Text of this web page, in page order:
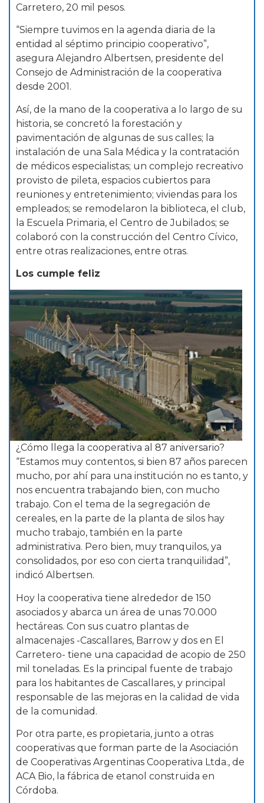
Carretero, 20 mil pesos.
“Siempre tuvimos en la agenda diaria de la
entidad al séptimo principio cooperativo”,
asegura Alejandro Albertsen, presidente del
Consejo de Administración de la cooperativa
desde 2001.
Así, de la mano de la cooperativa a lo largo de su
historia, se concretó la forestación y
pavimentación de algunas de sus calles; la
instalación de una Sala Médica y la contratación
de médicos especialistas; un complejo recreativo
provisto de pileta, espacios cubiertos para
reuniones y entretenimiento; viviendas para los
empleados; se remodelaron la biblioteca, el club,
la Escuela Primaria, el Centro de Jubilados; se
colaboró con la construcción del Centro Cívico,
entre otras realizaciones, entre otras.
Los cumple feliz
¿Cómo llega la cooperativa al 87 aniversario?
“Estamos muy contentos, si bien 87 años parecen
mucho, por ahí para una institución no es tanto, y
nos encuentra trabajando bien, con mucho
trabajo. Con el tema de la segregación de
cereales, en la parte de la planta de silos hay
mucho trabajo, también en la parte
administrativa. Pero bien, muy tranquilos, ya
consolidados, por eso con cierta tranquilidad”,
indicó Albertsen.
Hoy la cooperativa tiene alrededor de 150
asociados y abarca un área de unas 70.000
hectáreas. Con sus cuatro plantas de
almacenajes -Cascallares, Barrow y dos en El
Carretero- tiene una capacidad de acopio de 250
mil toneladas. Es la principal fuente de trabajo
para los habitantes de Cascallares, y principal
responsable de las mejoras en la calidad de vida
de la comunidad.
Por otra parte, es propietaria, junto a otras
cooperativas que forman parte de la Asociación
de Cooperativas Argentinas Cooperativa Ltda., de
ACA Bio, la fábrica de etanol construida en
Córdoba.